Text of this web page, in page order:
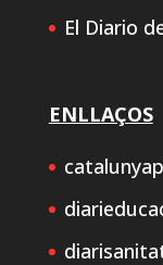
El Diario
ENLLAÇOS